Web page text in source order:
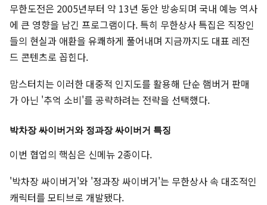
무한도전은 2005년부터 약 13년 동안 방송되며 국내 예능 역사
에 큰 영향을 남긴 프로그램이다. 특히 무한상사 특집은 직장인
들의 현실과 애환을 유쾌하게 풀어내며 지금까지도 대표 레전
드 콘텐츠로 꼽힌다.
맘스터치는 이러한 대중적 인지도를 활용해 단순 햄버거 판매
가 아닌 '추억 소비'를 공략하려는 전략을 선택했다.
박차장 싸이버거와 정과장 싸이버거 특징
이번 협업의 핵심은 신메뉴 2종이다.
'박차장 싸이버거'와 '정과장 싸이버거'는 무한상사 속 대조적인
캐릭터를 모티브로 개발됐다.